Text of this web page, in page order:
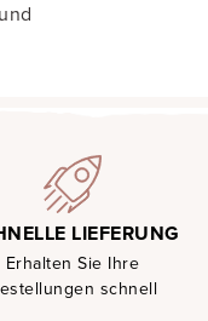
LIEFERUNG
Erhalten Sie Ihre
schnell